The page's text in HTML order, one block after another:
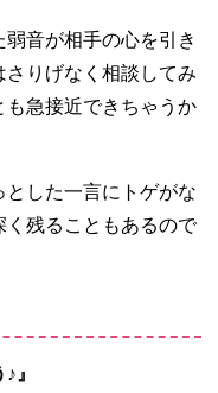
音が相手の心を引き
りげなく相談してみ
急接近できちゃうか
した一言にトゲがな
残ることもあるので
』